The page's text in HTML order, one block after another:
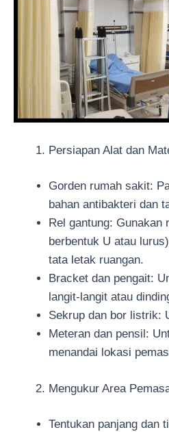
Persiapan Alat dan
Gorden rumah sakit:
bahan antibakteri dan
Rel gantung:
berbentuk U atau
tata letak ruangan.
Bracket dan pengait:
langit-langit atau
Sekrup dan bor listrik:
Meteran dan pensil:
menandai lokasi
Mengukur Area
Tentukan panjang dan